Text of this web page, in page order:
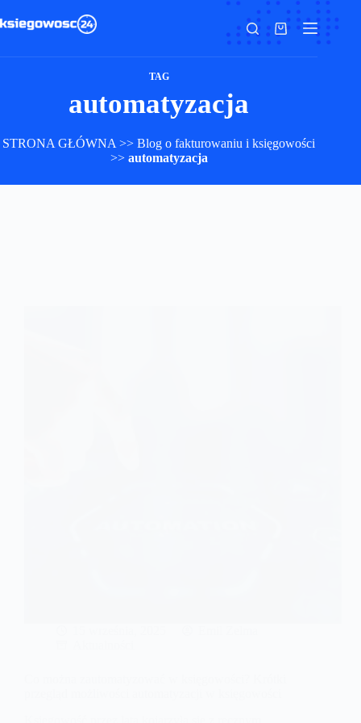
do
Koszyk
TAG
automatyzacja
STRONA GŁÓWNA >>Blog o fakturowaniu i księgowości
>> automatyzacja